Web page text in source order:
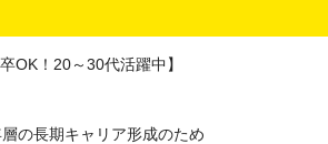
OK！20～30代活躍中】
の長期キャリア形成のため